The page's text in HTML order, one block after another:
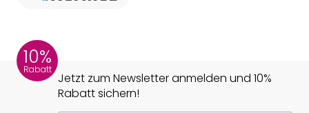
10%
Rabatt
Jetzt zum Newsletter anmelden und 10%
Rabatt sichern!